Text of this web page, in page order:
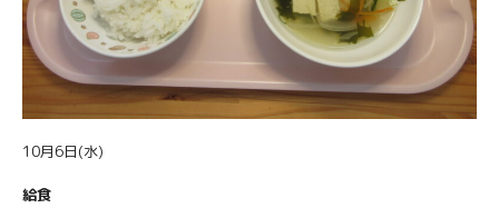
10月6日(水)
給食